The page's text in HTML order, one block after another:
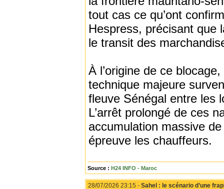
tout cas ce qu’ont
Hespress, précisant que
le transit des
À l’origine de ce
technique majeure
fleuve Sénégal entre les
L’arrêt prolongé de ces
accumulation massive
épreuve les chauffeurs.
Source : H24 INFO - Maroc
28/07/2026 23:15 - Sahel : le scénario d’une